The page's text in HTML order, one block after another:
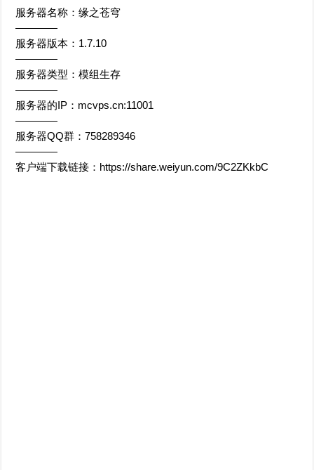
服务器名称：缘之苍穹
————
服务器版本：1.7.10
————
服务器类型：模组生存
————
服务器的IP：mcvps.cn:11001
————
服务器QQ群：758289346
————
客户端下载链接：https://share.weiyun.com/9C2ZKkbC